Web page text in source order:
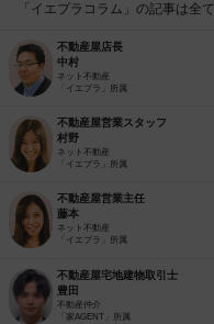
「イエプラコラム」の記事は全
不動産屋店長
中村
ネット不動産
「イエプラ」所属
不動産屋営業スタッフ
村野
ネット不動産
「イエプラ」所属
不動産屋営業主任
藤本
ネット不動産
「イエプラ」所属
不動産屋宅地建物取引士
豊田
不動産仲介
「家AGENT」所属